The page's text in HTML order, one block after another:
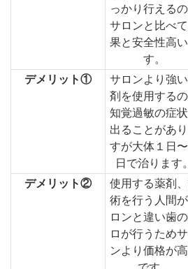
っかり行える
サロンと比べ
果と安全性高
す。
デメリット①
サロンより強
剤を使用する
知覚過敏の症
出ることがあり
すが大体１日〜
日で治ります。
デメリット②
使用する薬剤
術を行う人間
ロンと違い歯
ロが行うため
ンより価格が